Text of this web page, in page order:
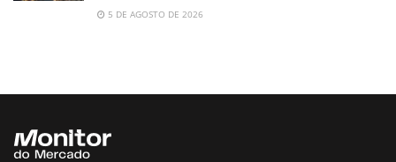
5 DE AGOSTO DE 2026